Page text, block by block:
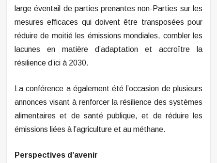
large éventail de parties prenantes non-Parties sur les
mesures efficaces qui doivent être transposées pour
réduire de moitié les émissions mondiales, combler les
lacunes en matière d’adaptation et accroître la
résilience d’ici à 2030.
La conférence a également été l’occasion de plusieurs
annonces visant à renforcer la résilience des systèmes
alimentaires et de santé publique, et de réduire les
émissions liées à l’agriculture et au méthane.
Perspectives d’avenir